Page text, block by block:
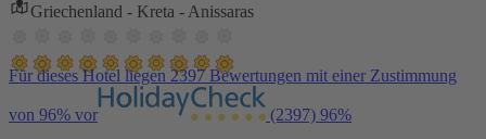
Griechenland - Kreta - Anissaras
Für dieses Hotel liegen 2397 Bewertungen mit einer Zustimmung
von 96% vor (2397) 96%